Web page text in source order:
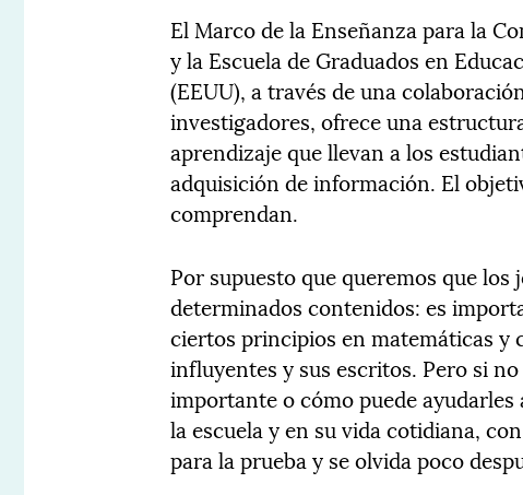
El Marco de la Enseñanza para la
y la Escuela de Graduados en
(EEUU), a través de una
investigadores, ofrece una
aprendizaje que llevan a los
adquisición de información. El
comprendan.
Por supuesto que queremos que
determinados contenidos: es
ciertos principios en matemáticas y
influyentes y sus escritos. Pero si
importante o cómo puede
la escuela y en su vida cotidiana,
para la prueba y se olvida poco